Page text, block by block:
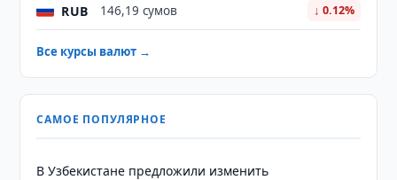
RUB 146,19 сумов ↓ 0.12%
Все курсы валют →
САМОЕ ПОПУЛЯРНОЕ
В Узбекистане предложили изменить